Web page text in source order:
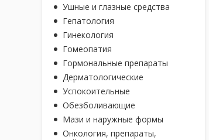
Ушные и глазные средства
Гепатология
Гинекология
Гомеопатия
Гормональные препараты
Дерматологические
Успокоительные
Обезболивающие
Мази и наружные формы
Онкология, препараты,